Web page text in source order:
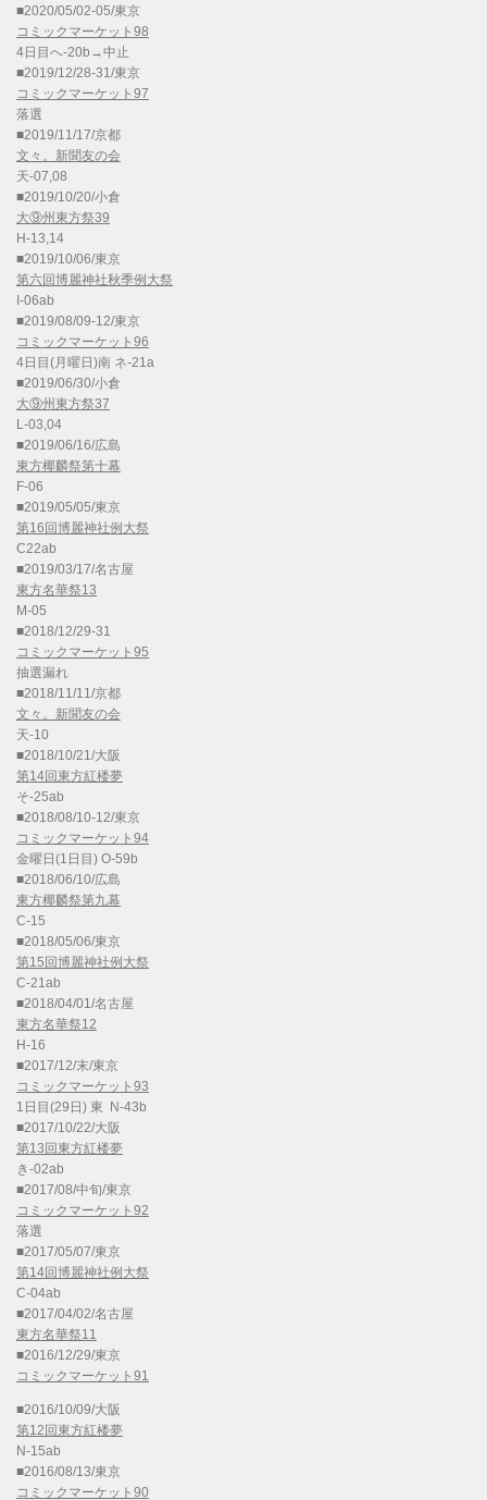
■2020/05/02-05/東京
コミックマーケット98
4日目へ-20b→中止
■2019/12/28-31/東京
コミックマーケット97
落選
■2019/11/17/京都
文々。新聞友の会
天-07,08
■2019/10/20/小倉
大⑨州東方祭39
H-13,14
■2019/10/06/東京
第六回博麗神社秋季例大祭
I-06ab
■2019/08/09-12/東京
コミックマーケット96
4日目(月曜日)南 ネ-21a
■2019/06/30/小倉
大⑨州東方祭37
L-03,04
■2019/06/16/広島
東方椰麟祭第十幕
F-06
■2019/05/05/東京
第16回博麗神社例大祭
C22ab
■2019/03/17/名古屋
東方名華祭13
M-05
■2018/12/29-31
コミックマーケット95
抽選漏れ
■2018/11/11/京都
文々。新聞友の会
天-10
■2018/10/21/大阪
第14回東方紅楼夢
そ-25ab
■2018/08/10-12/東京
コミックマーケット94
金曜日(1日目) O-59b
■2018/06/10/広島
東方椰麟祭第九幕
C-15
■2018/05/06/東京
第15回博麗神社例大祭
C-21ab
■2018/04/01/名古屋
東方名華祭12
H-16
■2017/12/末/東京
コミックマーケット93
1日目(29日) 東 N-43b
■2017/10/22/大阪
第13回東方紅楼夢
き-02ab
■2017/08/中旬/東京
コミックマーケット92
落選
■2017/05/07/東京
第14回博麗神社例大祭
C-04ab
■2017/04/02/名古屋
東方名華祭11
■2016/12/29/東京
コミックマーケット91
■2016/10/09/大阪
第12回東方紅楼夢
N-15ab
■2016/08/13/東京
コミックマーケット90